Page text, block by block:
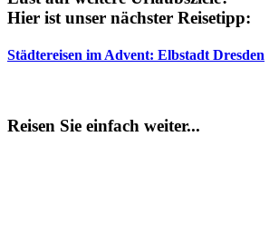
Hier ist unser nächster Reisetipp:
Städtereisen im Advent: Elbstadt Dresden
Reisen Sie einfach weiter...